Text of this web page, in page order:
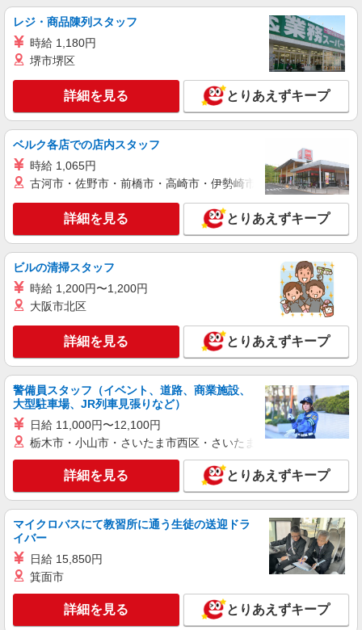
派遣社員
株式会社kotrio /●SD-H-1993546
山形市｜家庭と両立できる＊デイサービス看護
師【夜勤なし】
時給2000円〜2500円 ＜日払い有/週払い有/交
通費全支給(ガソリン代含む)＞
山形市内
キープ 詳細を見る
派遣社員
株式会社kotrio /●SD-H-1993106
≪日払いOK！≫病院の看護助手＊即日勤務も
可能♪
時給1350円〜2062円 ＜日払い有/週払い有/交
通費全支給(ガソリン代含む)＞
キープ 詳細を見る
派遣社員
株式会社kotrio /●SD-H-2066785
≪山形市≫未経験・無資格から看護助手へ挑
戦！シフト相談OK♪
通費全支給(ガソリン代含む)＞
山形市内／車通勤OK
キープ 詳細を見る
業務委託
SOMPOヘルスサポート株式会社 全支援対応コース
保健師・管理栄養士 特定保健指導
報酬：出来高制 報酬額（消費税抜き）： ・事
レジ・商品陳列スタッフ
時給 1,180円
堺市堺区
詳細を見る とりあえずキープ
ベルク各店での店内スタッフ
時給 1,065円
古河市・佐野市・前橋市・高崎市・伊勢崎市・太田市・館林市
詳細を見る とりあえずキープ
ビルの清掃スタッフ
時給 1,200円〜1,200円
大阪市北区
詳細を見る とりあえずキープ
警備員スタッフ（イベント、道路、商業施設、
大型駐車場、JR列車見張りなど）
日給 11,000円〜12,100円
栃木市・小山市・さいたま市西区・さいたま市岩槻区・久喜市・
詳細を見る とりあえずキープ
マイクロバスにて教習所に通う生徒の送迎ドラ
イバー
日給 15,850円
箕面市
詳細を見る とりあえずキープ